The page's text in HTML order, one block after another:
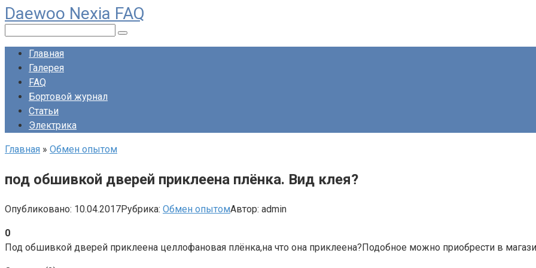
Перейти
к
контенту
Daewoo Nexia FAQ
Главная
Галерея
FAQ
Бортовой журнал
Статьи
Электрика
Главная » Обмен опытом
под обшивкой дверей приклеена плёнка. Вид клея?
Опубликовано: 10.04.2017Рубрика: Обмен опытомАвтор: admin
0
Под обшивкой дверей приклеена целлофановая плёнка,на что она приклеена?Подобное можно приобрести в